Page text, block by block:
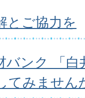
とご協力を
バンク 「
てみません